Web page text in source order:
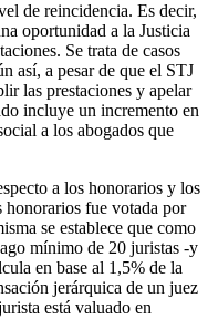
de reincidencia. Es decir,
oportunidad a la Justicia
Se trata de casos
así, a pesar de que el STJ
las prestaciones y apelar
incluye un incremento en
a los abogados que
a los honorarios y los
honorarios fue votada por
se establece que como
mínimo de 20 juristas -y
en base al 1,5% de la
jerárquica de un juez
está valuado en